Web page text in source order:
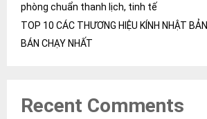
phòng chuẩn thanh lịch, tinh tế
TOP 10 CÁC THƯƠNG HIỆU KÍNH NHẬT
BÁN CHẠY NHẤT
Recent Comments